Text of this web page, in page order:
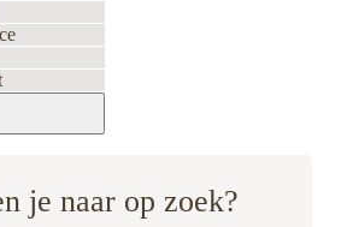
je naar op zoek?